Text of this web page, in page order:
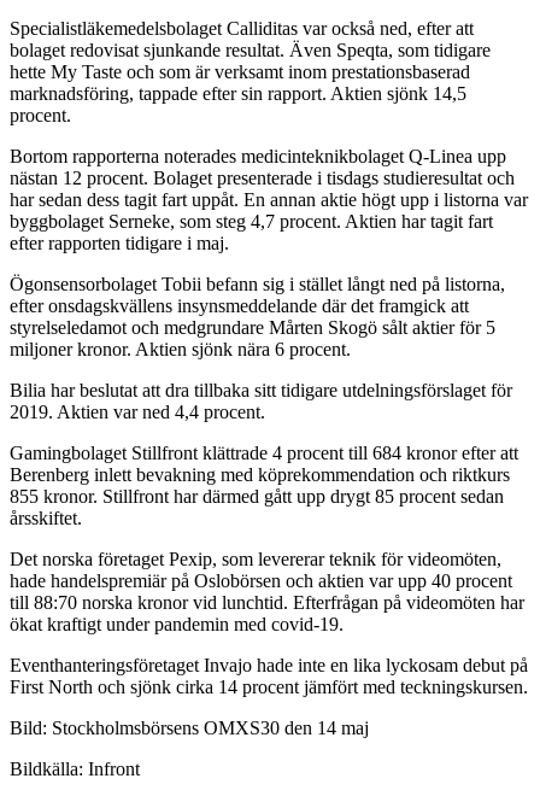
Specialistläkemedelsbolaget Calliditas var också ned, efter att
bolaget redovisat sjunkande resultat. Även Speqta, som tidigare
hette My Taste och som är verksamt inom prestationsbaserad
marknadsföring, tappade efter sin rapport. Aktien sjönk 14,5
procent.
Bortom rapporterna noterades medicinteknikbolaget Q-Linea upp
nästan 12 procent. Bolaget presenterade i tisdags studieresultat och
har sedan dess tagit fart uppåt. En annan aktie högt upp i listorna var
byggbolaget Serneke, som steg 4,7 procent. Aktien har tagit fart
efter rapporten tidigare i maj.
Ögonsensorbolaget Tobii befann sig i stället långt ned på listorna,
efter onsdagskvällens insynsmeddelande där det framgick att
styrelseledamot och medgrundare Mårten Skogö sålt aktier för 5
miljoner kronor. Aktien sjönk nära 6 procent.
Bilia har beslutat att dra tillbaka sitt tidigare utdelningsförslaget för
2019. Aktien var ned 4,4 procent.
Gamingbolaget Stillfront klättrade 4 procent till 684 kronor efter att
Berenberg inlett bevakning med köprekommendation och riktkurs
855 kronor. Stillfront har därmed gått upp drygt 85 procent sedan
årsskiftet.
Det norska företaget Pexip, som levererar teknik för videomöten,
hade handelspremiär på Oslobörsen och aktien var upp 40 procent
till 88:70 norska kronor vid lunchtid. Efterfrågan på videomöten har
ökat kraftigt under pandemin med covid-19.
Eventhanteringsföretaget Invajo hade inte en lika lyckosam debut på
First North och sjönk cirka 14 procent jämfört med teckningskursen.
Bild: Stockholmsbörsens OMXS30 den 14 maj
Bildkälla: Infront